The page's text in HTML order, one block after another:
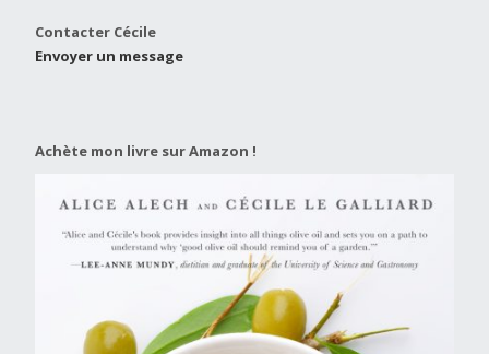
Contacter Cécile
Envoyer un message
Achète mon livre sur Amazon !